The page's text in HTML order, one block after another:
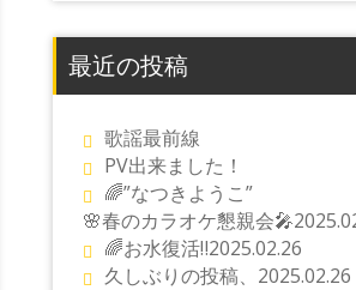
最近の投稿
歌謡最前線
PV出来ました！
🌈”なつきようこ”
🌸春のカラオケ懇親会
🌈お水復活‼️2025.02.26
久しぶりの投稿、2025.02.26